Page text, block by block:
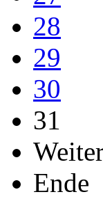
28
29
30
31
Ende